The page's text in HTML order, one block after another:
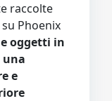
raccolte
Phoenix
oggetti in
una
e